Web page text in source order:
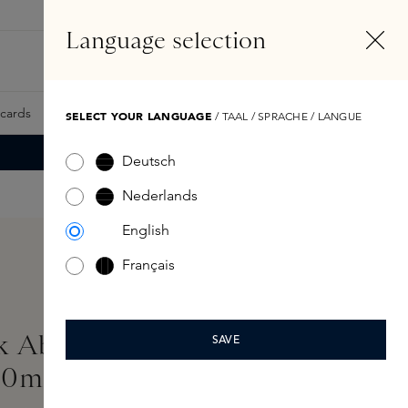
Samples Skins Exclusives Skins Boxen
Absolu Extrait de
Language selection
SELECT YOUR LANGUAGE / TAAL / SPRACHE / LANGUE
Deutsch
Nederlands
English
Français
SAVE